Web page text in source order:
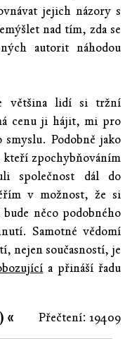
jejich názory s
nad tím, zda se
autorit náhodou
většina lidí si tržní
cenu ji hájit, mi pro
Podobně jako
zpochybňováním
společnost dál do
v možnost, že si
něco podobného
Samotné vědomí
nejen současností, je
a přináší řadu
Přečtení: 19409
«